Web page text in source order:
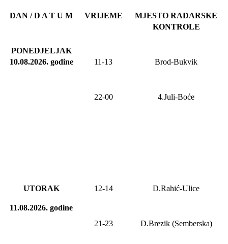
DAN / D A T U M VRIJEME
MJESTO RADARSKE
KONTROLE
PONEDJELJAK
10.08.2026.godine 11-13 Brod-Bukvik
22-00 4.Juli-Boće
UTORAK
11.08.2026. godine
12-14 D.Rahić-Ulice
21-23 D.Brezik (Semberska)